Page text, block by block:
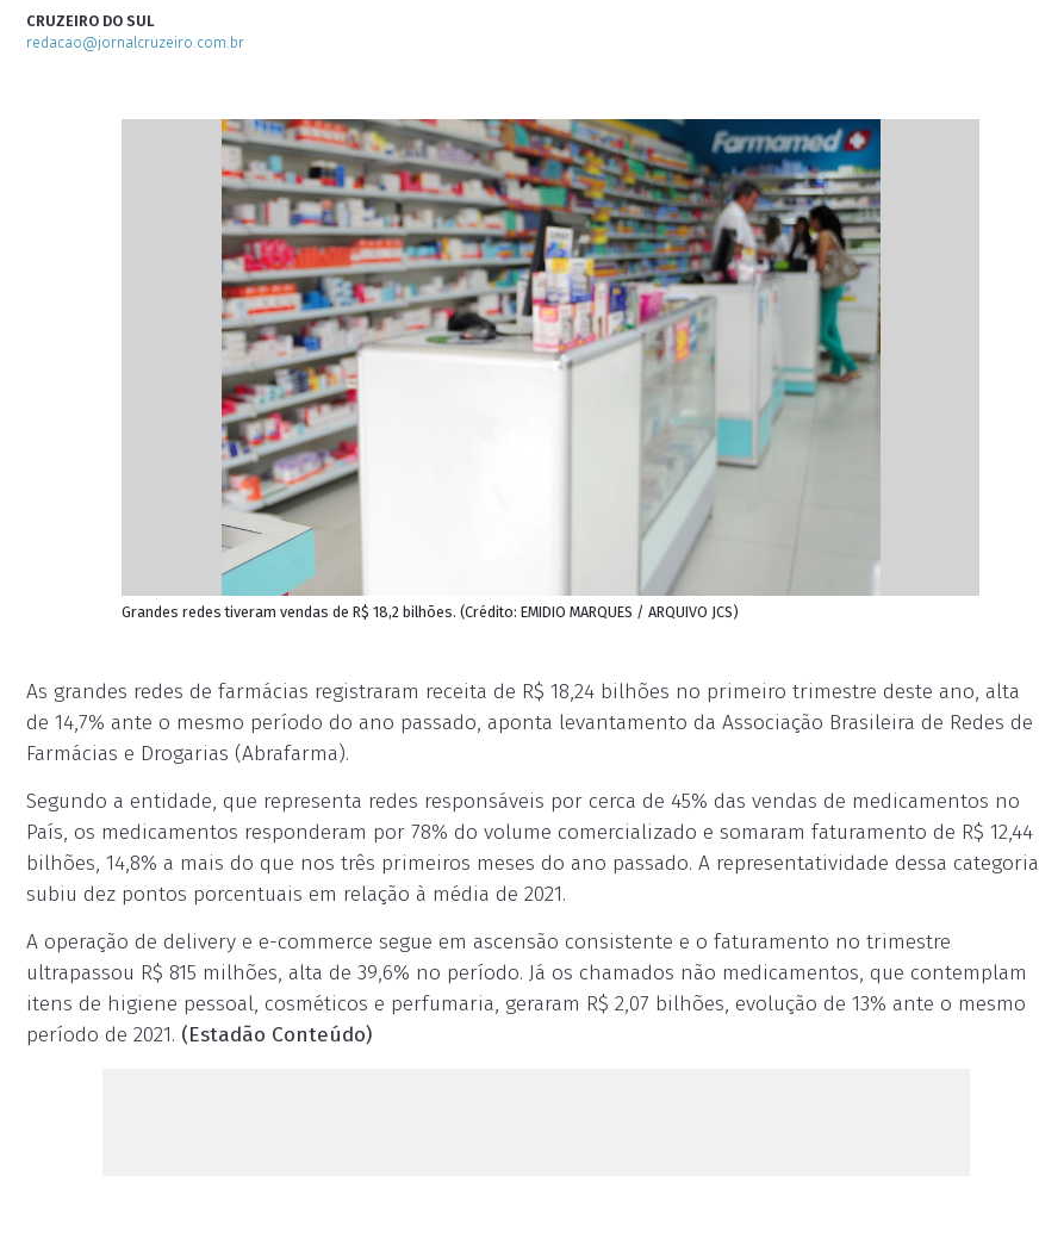
CRUZEIRO DO SUL
redacao@jornalcruzeiro.com.br
Grandes redes tiveram vendas de R$ 18,2 bilhões. (Crédito: EMIDIO MARQUES / ARQUIVO JCS)
As grandes redes de farmácias registraram receita de R$ 18,24 bilhões no primeiro trimestre deste ano, alta
de 14,7% ante o mesmo período do ano passado, aponta levantamento da Associação Brasileira de Redes de
Farmácias e Drogarias (Abrafarma).
Segundo a entidade, que representa redes responsáveis por cerca de 45% das vendas de medicamentos no
País, os medicamentos responderam por 78% do volume comercializado e somaram faturamento de R$ 12,44
bilhões, 14,8% a mais do que nos três primeiros meses do ano passado. A representatividade dessa categoria
subiu dez pontos porcentuais em relação à média de 2021.
A operação de delivery e e-commerce segue em ascensão consistente e o faturamento no trimestre
ultrapassou R$ 815 milhões, alta de 39,6% no período. Já os chamados não medicamentos, que contemplam
itens de higiene pessoal, cosméticos e perfumaria, geraram R$ 2,07 bilhões, evolução de 13% ante o mesmo
período de 2021. (Estadão Conteúdo)